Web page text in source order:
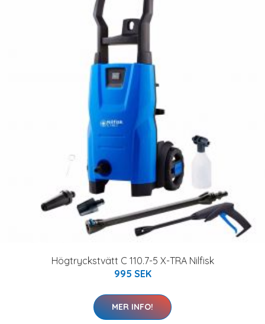
Högtryckstvätt C 110.7-5 X-TRA Nilfisk
995 SEK
MER INFO!